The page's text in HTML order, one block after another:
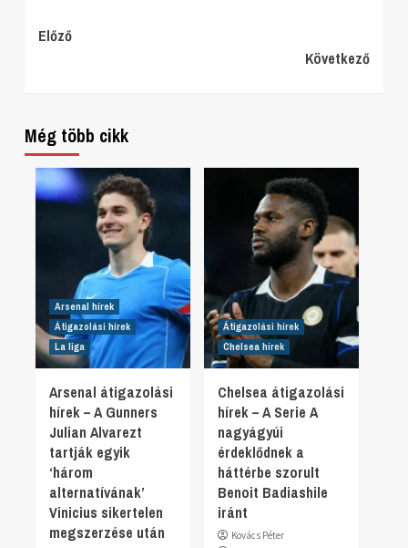
Continue
Előző
Következő
Még több cikk
Arsenal hírek
Átigazolási hírek
La liga
Arsenal átigazolási
hírek – A Gunners
Julian Alvarezt
tartják egyik
‘három
alternatívának’
Vinicius sikertelen
megszerzése után
Átigazolási hírek
Chelsea hírek
Chelsea átigazolási
hírek – A Serie A
nagyágyúi
érdeklődnek a
háttérbe szorult
Benoit Badiashile
iránt
Kovács Péter